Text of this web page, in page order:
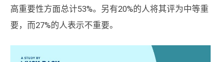
高重要性方面总计53%。另有20%的人将其评为中等重
要，而27%的人表示不重要。